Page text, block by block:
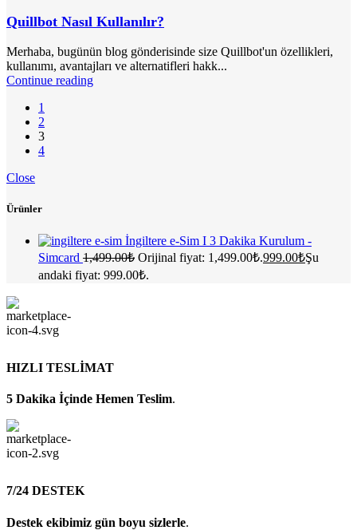
Quillbot Nasıl Kullanılır?
Merhaba, bugünün blog gönderisinde size Quillbot'un özellikleri,
kullanımı, avantajları ve alternatifleri hakk...
Continue reading
1
2
3
4
Close
Ürünler
İngiltere e-Sim I 3 Dakika Kurulum -
Simcard 1,499.00₺ Orijinal fiyat: 1,499.00₺.999.00₺Şu
andaki fiyat: 999.00₺.
HIZLI TESLİMAT
5 Dakika İçinde Hemen Teslim.
7/24 DESTEK
Destek ekibimiz gün boyu sizlerle.